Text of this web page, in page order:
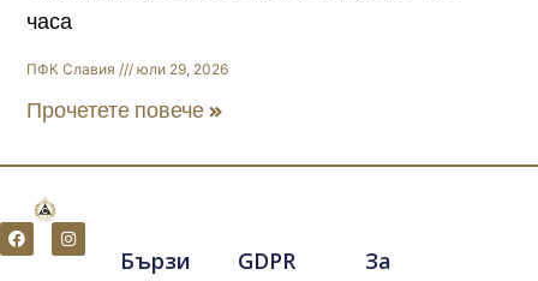
часа
ПФК Славия юли 29, 2026
Прочетете повече »
F
a
c
I
n
s
Бързи
GDPR
За